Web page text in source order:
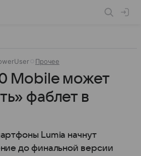
Прочее
Mobile может
фаблет в
Lumia начнут
до финальной версии